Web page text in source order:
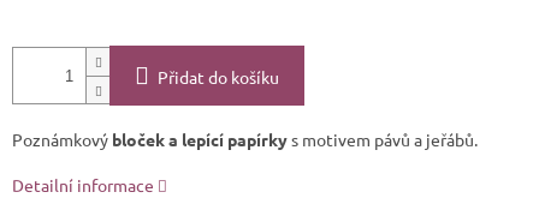
Přidat do košíku
Poznámkový bloček a lepící papírkys motivem pávů a jeřábů.
Detailní informace